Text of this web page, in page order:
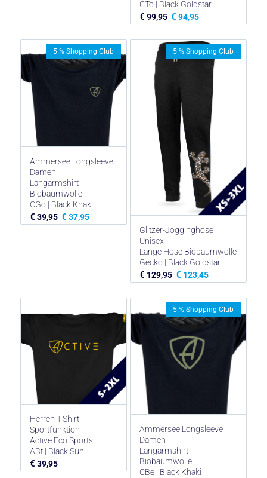
CTo | Black Goldstar
€ 99,95 € 94,95
Ammersee Longsleeve
Damen
Langarmshirt
Biobaumwolle
CGo | Black Khaki
€ 39,95 € 37,95
5 % Shopping Club
Glitzer-Jogginghose
Unisex
Lange Hose Biobaumwolle
Gecko | Black Goldstar
€ 129,95 € 123,45
5 % Shopping Club
Herren T-Shirt
Sportfunktion
Active Eco Sports
ABt | Black Sun
€ 39,95
Ammersee Longsleeve
Damen
Langarmshirt
Biobaumwolle
CBe | Black Khaki
5 % Shopping Club